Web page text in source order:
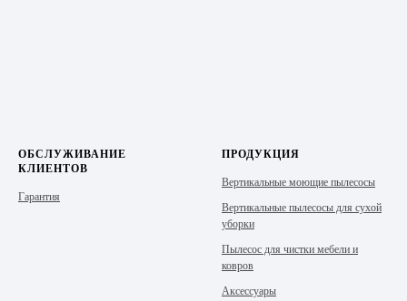
ОБСЛУЖИВАНИЕ
КЛИЕНТОВ
Гарантия
ПРОДУКЦИЯ
Вертикальные моющие пылесосы
Вертикальные пылесосы для сухой
уборки
Пылесос для чистки мебели и
ковров
Аксессуары